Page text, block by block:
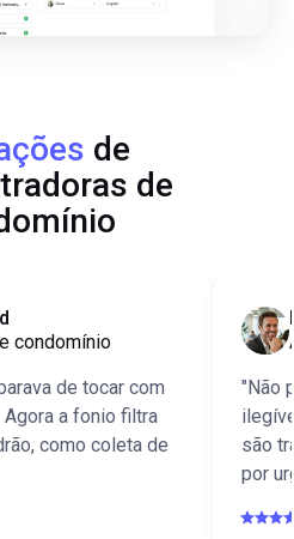
de
de
condomínio
de tocar com
a fonio filtra
como coleta de
"Não
são
por